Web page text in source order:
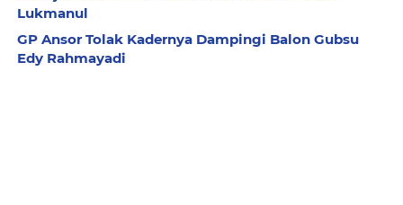
Lukmanul
GP Ansor Tolak Kadernya Dampingi Balon Gubsu
Edy Rahmayadi